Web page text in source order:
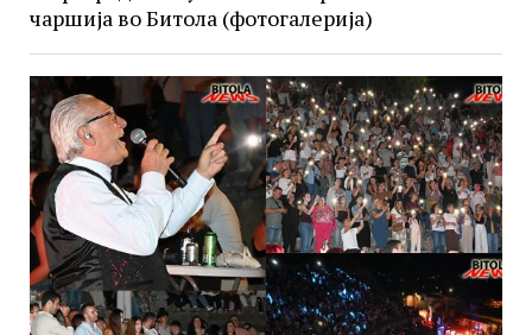
чаршија во Битола (фотогалерија)